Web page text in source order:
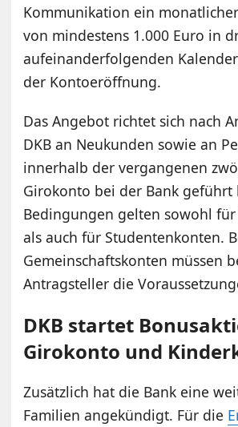
Kommunikation ein
von mindestens 1.000 Euro in
aufeinanderfolgenden
der Kontoeröffnung.
Das Angebot richtet sich nach
DKB an Neukunden sowie an
innerhalb der vergangenen
Girokonto bei der Bank geführt
Bedingungen gelten sowohl
als auch für Studentenkonten.
Gemeinschaftskonten müssen
Antragsteller die
DKB startet
Girokonto und
Zusätzlich hat die Bank eine
Familien angekündigt. Für die